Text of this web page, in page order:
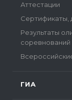
Аттестации
Сертификаты,
Результаты
соревнований
ГИА